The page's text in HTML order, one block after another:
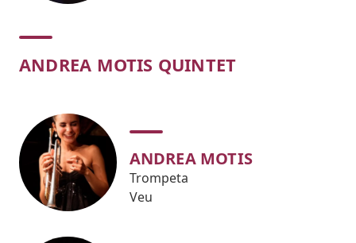
ANDREA MOTIS QUINTET
ANDREA MOTIS
Trompeta
Veu